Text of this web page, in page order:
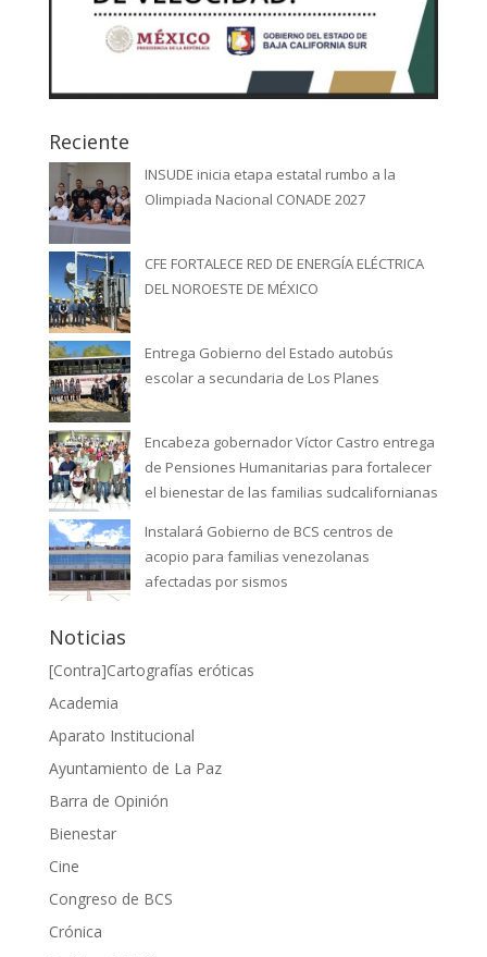
Reciente
INSUDE inicia etapa estatal rumbo a la
Olimpiada Nacional CONADE 2027
CFE FORTALECE RED DE ENERGÍA ELÉCTRICA
DEL NOROESTE DE MÉXICO
Entrega Gobierno del Estado autobús
escolar a secundaria de Los Planes
Encabeza gobernador Víctor Castro entrega
de Pensiones Humanitarias para fortalecer
el bienestar de las familias sudcalifornianas
Instalará Gobierno de BCS centros de
acopio para familias venezolanas
afectadas por sismos
Noticias
[Contra]Cartografías eróticas
Academia
Aparato Institucional
Ayuntamiento de La Paz
Barra de Opinión
Bienestar
Cine
Congreso de BCS
Crónica